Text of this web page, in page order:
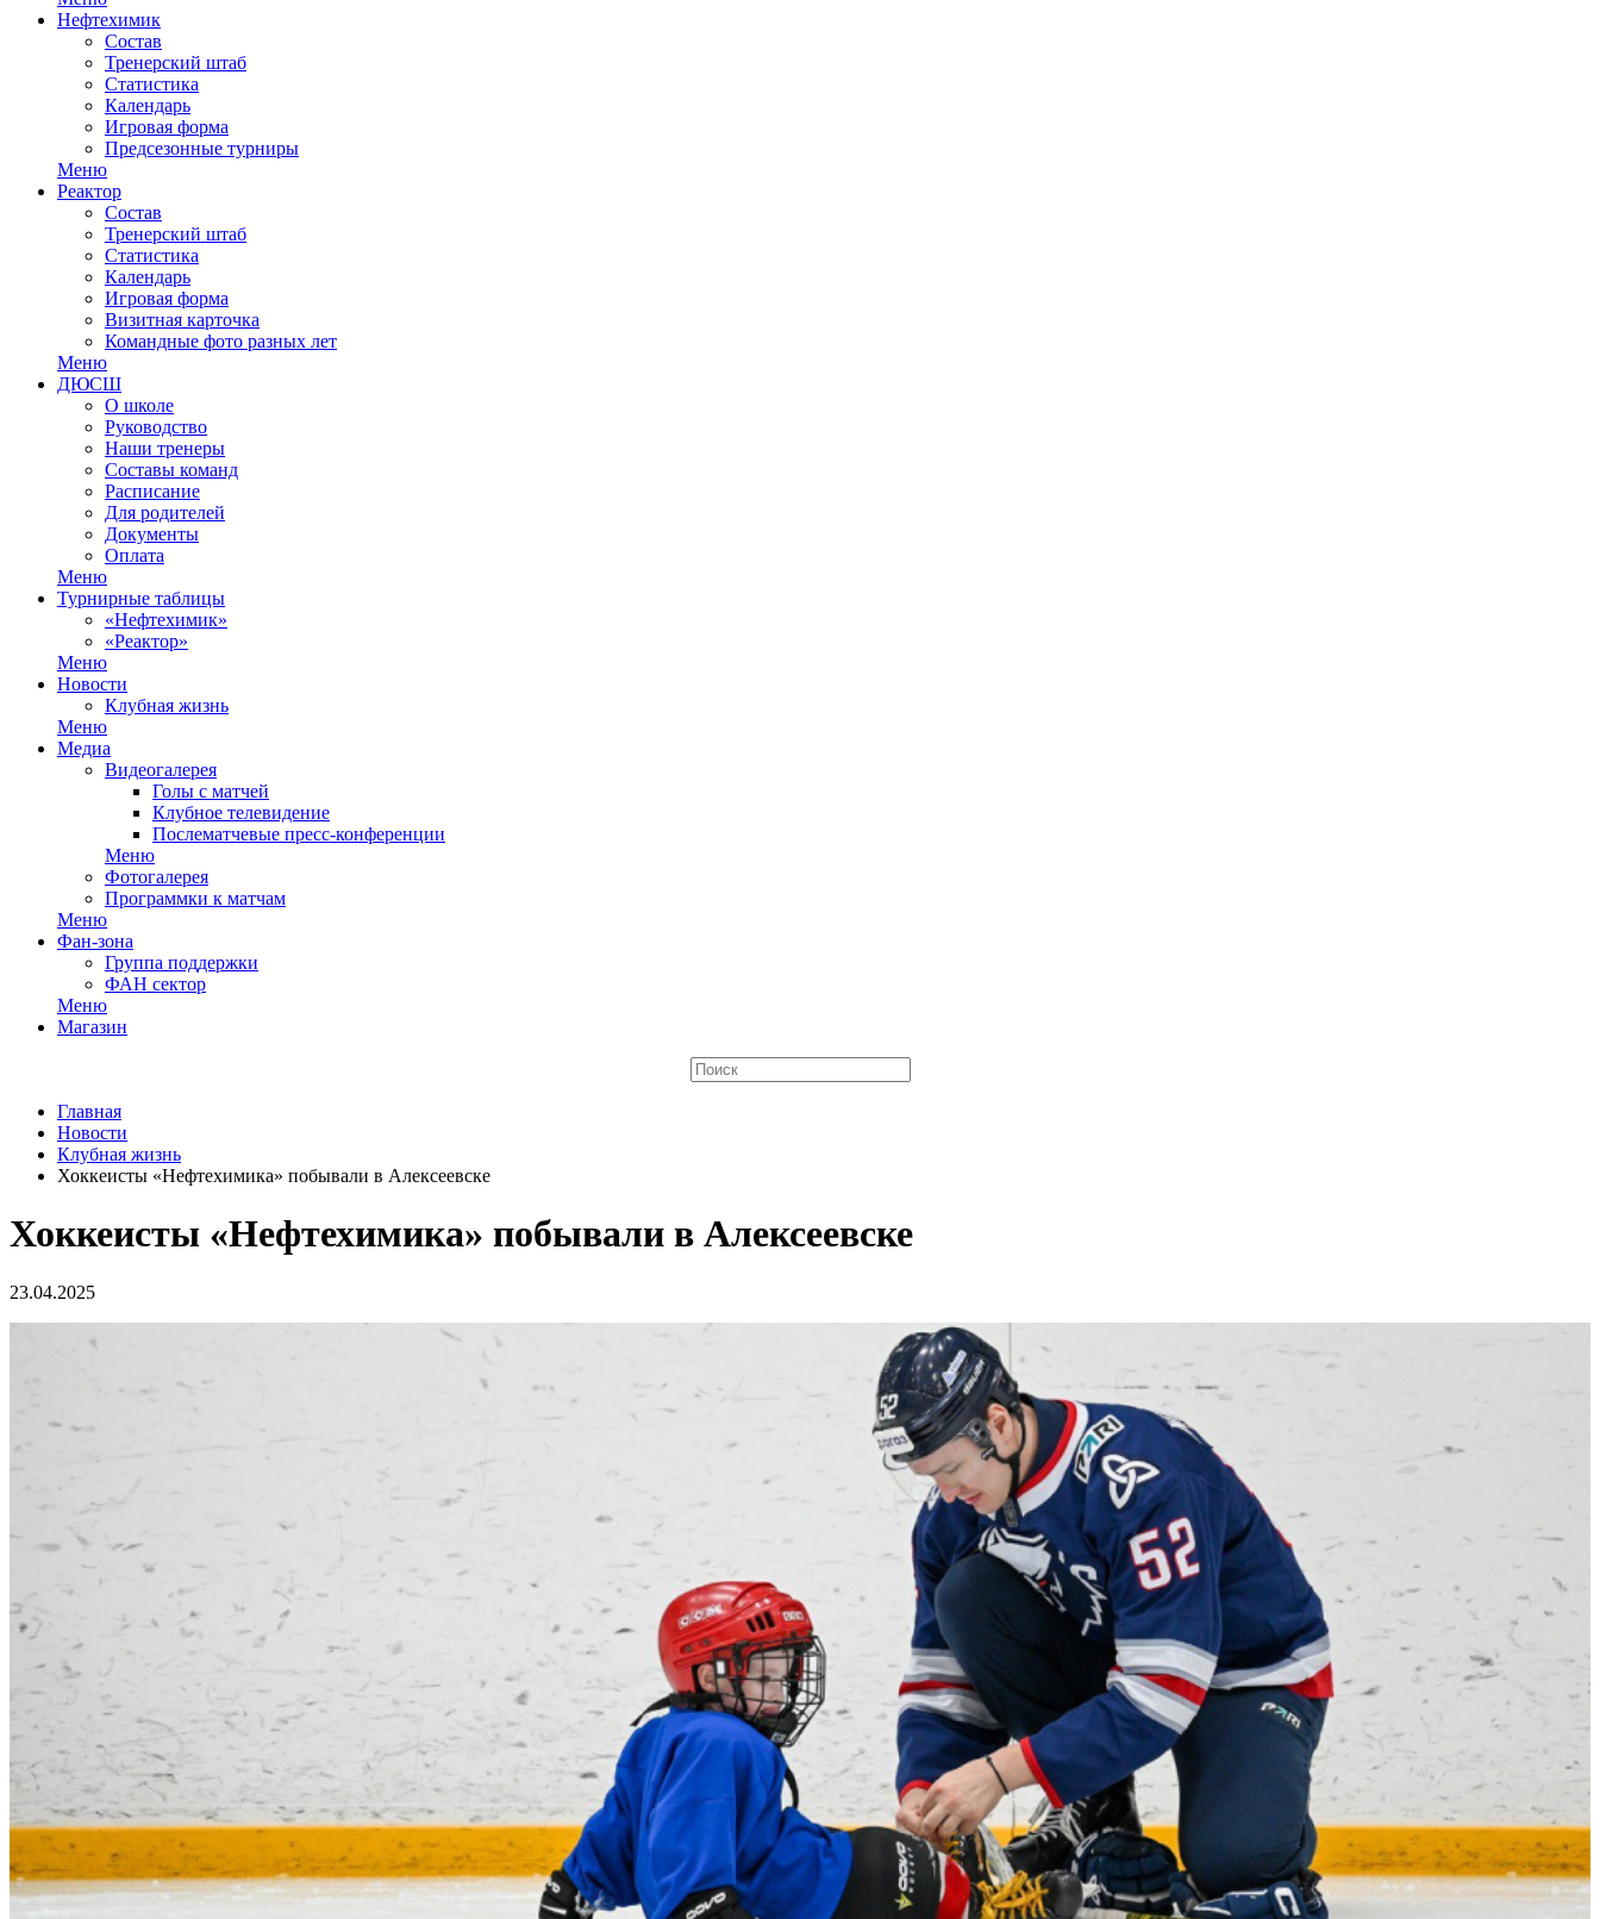
Нефтехимик
Состав
Тренерский штаб
Статистика
Календарь
Игровая форма
Предсезонные турниры
Меню
Реактор
Состав
Тренерский штаб
Статистика
Календарь
Игровая форма
Визитная карточка
Командные фото разных лет
Меню
ДЮСШ
О школе
Руководство
Наши тренеры
Составы команд
Расписание
Для родителей
Документы
Оплата
Меню
Турнирные таблицы
«Нефтехимик»
«Реактор»
Меню
Новости
Клубная жизнь
Меню
Медиа
Видеогалерея
Голы с матчей
Клубное телевидение
Послематчевые пресс-конференции
Меню
Фотогалерея
Программки к матчам
Меню
Фан-зона
Группа поддержки
ФАН сектор
Меню
Магазин
Главная
Новости
Клубная жизнь
Хоккеисты «Нефтехимика» побывали в Алексеевске
Хоккеисты «Нефтехимика» побывали в Алексеевске
23.04.2025